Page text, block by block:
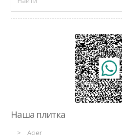
Наша плитка
Acier